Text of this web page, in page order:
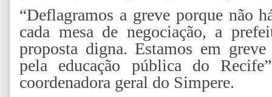
“Deflagramos a greve porque não
cada mesa de negociação, a
proposta digna. Estamos em
pela educação pública do
coordenadora geral do Simpere.